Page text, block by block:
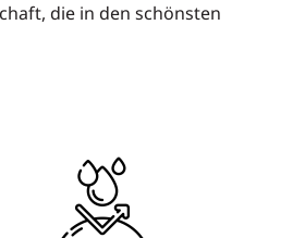
die in den schönsten